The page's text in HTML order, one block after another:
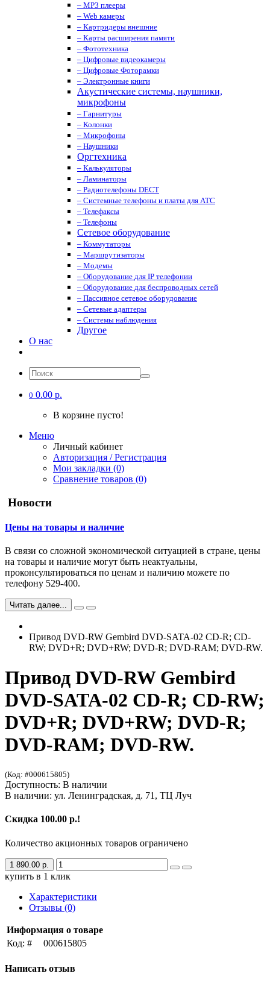
– MP3 плееры
– Web камеры
– Картридеры внешние
– Карты расширения памяти
– Фототехника
– Цифровые видеокамеры
– Цифровые Фоторамки
– Электронные книги
Акустические системы, наушники,
микрофоны
– Гарнитуры
– Колонки
– Микрофоны
– Наушники
Оргтехника
– Калькуляторы
– Ламинаторы
– Радиотелефоны DECT
– Системные телефоны и платы для АТС
– Телефаксы
– Телефоны
Сетевое оборудование
– Коммутаторы
– Маршрутизаторы
– Модемы
– Оборудование для IP телефонии
– Оборудование для беспроводных сетей
– Пассивное сетевое оборудование
– Сетевые адаптеры
– Системы наблюдения
Другое
О нас
0 0.00 р.
В корзине пусто!
Меню
Личный кабинет
Авторизация / Регистрация
Мои закладки (0)
Сравнение товаров (0)
Новости
Цены на товары и наличие
В связи со сложной экономической ситуацией в стране, цены
на товары и наличие могут быть неактуальны,
проконсультироваться по ценам и наличию можете по
телефону 529-400.
Читать далее...
Привод DVD-RW Gembird DVD-SATA-02 CD-R; CD-
RW; DVD+R; DVD+RW; DVD-R; DVD-RAM; DVD-RW.
Привод DVD-RW Gembird
DVD-SATA-02 CD-R; CD-RW;
DVD+R; DVD+RW; DVD-R;
DVD-RAM; DVD-RW.
(Код: #000615805)
Доступность: В наличии
В наличии: ул. Ленинградская, д. 71, ТЦ Луч
Скидка 100.00 р.!
Количество акционных товаров ограничено
1 890.00 р.
купить в 1 клик
Характеристики
Отзывы (0)
Информация о товаре
Код: #
000615805
Написать отзыв